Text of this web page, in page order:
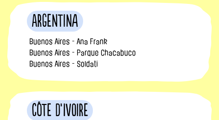
Argentina
Buenos Aires - Ana Frank
Buenos Aires - Parque Chacabuco
Buenos Aires - Soldati
Côte d’Ivoire